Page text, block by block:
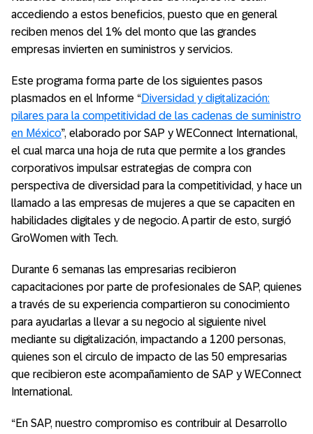
accediendo a estos beneficios, puesto que en general
reciben menos del 1% del monto que las grandes
empresas invierten en suministros y servicios.
Este programa forma parte de los siguientes pasos
plasmados en el Informe “Diversidad y digitalización:
pilares para la competitividad de las cadenas de suministro
en México”, elaborado por SAP y WEConnect International,
el cual marca una hoja de ruta que permite a los grandes
corporativos impulsar estrategias de compra con
perspectiva de diversidad para la competitividad, y hace un
llamado a las empresas de mujeres a que se capaciten en
habilidades digitales y de negocio. A partir de esto, surgió
GroWomen with Tech.
Durante 6 semanas las empresarias recibieron
capacitaciones por parte de profesionales de SAP, quienes
a través de su experiencia compartieron su conocimiento
para ayudarlas a llevar a su negocio al siguiente nivel
mediante su digitalización, impactando a 1200 personas,
quienes son el circulo de impacto de las 50 empresarias
que recibieron este acompañamiento de SAP y WEConnect
International.
“En SAP, nuestro compromiso es contribuir al Desarrollo